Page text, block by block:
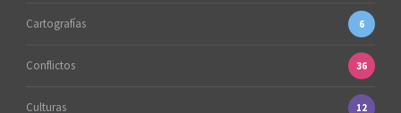
Cartografías 6
Conflictos 36
Culturas 12